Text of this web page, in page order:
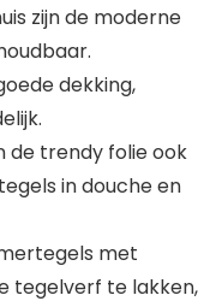
zijn de moderne
dekking,
de trendy folie ook
in douche en
met
tegelverf te lakken,